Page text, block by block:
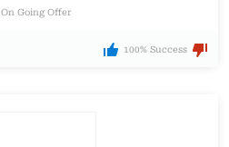
On Going Offer
100% Success